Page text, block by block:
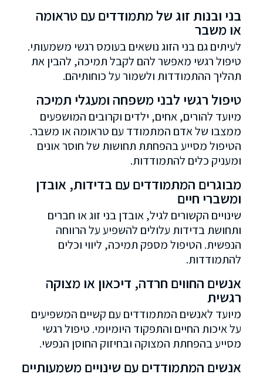
בני ובנות זוג של מתמודדים עם טראומה
או משבר
לעיתים גם בני הזוג נושאים בעומס רגשי משמעותי.
טיפול רגשי מאפשר להם לקבל תמיכה, להבין את
תהליך ההתמודדות ולשמור על כוחותיהם.
טיפול רגשי לבני משפחה ומעגלי תמיכה
מיועד להורים, אחים, ילדים וקרובים המושפעים
ממצבו של אדם המתמודד עם טראומה או משבר.
הטיפול מסייע בהפחתת תחושות של חוסר אונים
ומעניק כלים להתמודדות.
מבוגרים המתמודדים עם בדידות, אובדן
ומשברי חיים
שינויים הקשורים לגיל, אובדן בני זוג או חברים
ותחושת בדידות עלולים להשפיע על הרווחה
הנפשית. הטיפול מספק תמיכה, ליווי וכלים
להתמודדות.
אנשים החווים חרדה, דיכאון או מצוקה
רגשית
מיועד לאנשים המתמודדים עם קשיים המשפיעים
על איכות החיים והתפקוד היומיומי. טיפול רגשי
מסייע בהפחתת המצוקה ובחיזוק החוסן הנפשי.
אנשים המתמודדים עם שינויים משמעותיים